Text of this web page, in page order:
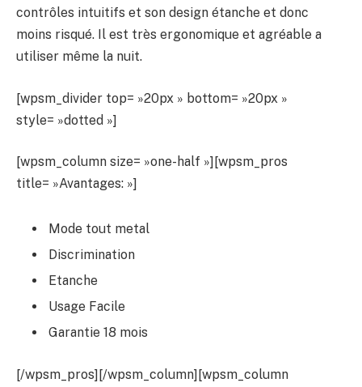
contrôles intuitifs et son design étanche et donc
moins risqué. Il est très ergonomique et agréable a
utiliser même la nuit.
[wpsm_divider top= »20px » bottom= »20px »
style= »dotted »]
[wpsm_column size= »one-half »][wpsm_pros
title= »Avantages: »]
Mode tout metal
Discrimination
Etanche
Usage Facile
Garantie 18 mois
[/wpsm_pros][/wpsm_column][wpsm_column